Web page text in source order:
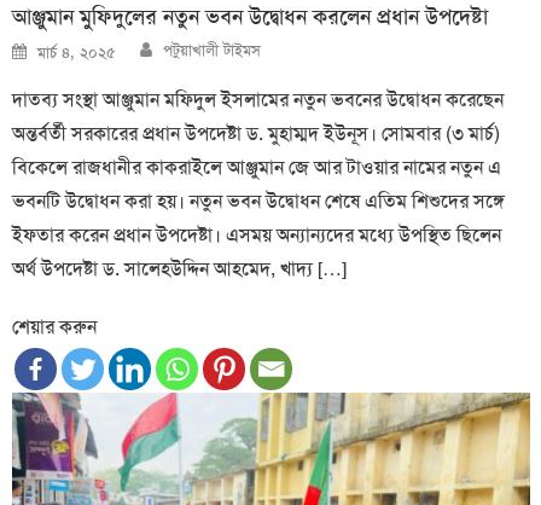
আঞ্জুমান মুফিদুলের নতুন ভবন উদ্বোধন করলেন প্রধান উপদেষ্টা
Posted
on
মার্চ ৪, ২০২৫ Author
পটুয়াখালী টাইমস
দাতব্য সংস্থা আঞ্জুমান মফিদুল ইসলামের নতুন ভবনের উদ্বোধন করেছেন
অন্তর্বর্তী সরকারের প্রধান উপদেষ্টা ড. মুহাম্মদ ইউনূস। সোমবার (৩ মার্চ)
বিকেলে রাজধানীর কাকরাইলে আঞ্জুমান জে আর টাওয়ার নামের নতুন এ
ভবনটি উদ্বোধন করা হয়। নতুন ভবন উদ্বোধন শেষে এতিম শিশুদের সঙ্গে
ইফতার করেন প্রধান উপদেষ্টা। এসময় অন‍্যান‍্যদের মধ্যে উপস্থিত ছিলেন
অর্থ উপদেষ্টা ড. সালেহউদ্দিন আহমেদ, খাদ্য […]
শেয়ার করুন